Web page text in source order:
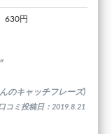
630円
のキャッチフレーズ)
コミ投稿日：2019.8.21